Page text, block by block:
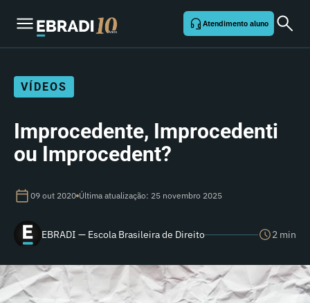
Atendimento aluno
VÍDEOS
Improcedente, Improcedenti
ou Improcedent?
09 out 2020 Última atualização: 25 novembro 2025
EBRADI — Escola Brasileira de Direito 2 min